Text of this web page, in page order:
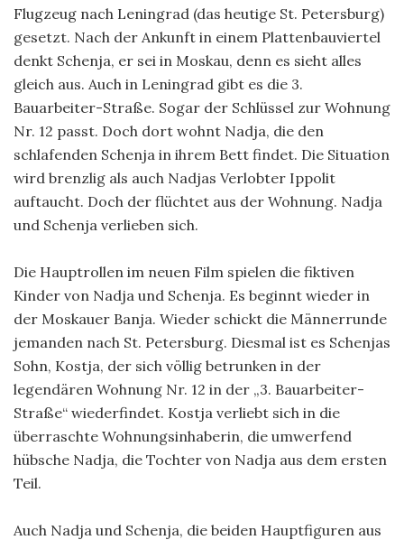
Flugzeug nach Leningrad (das heutige St. Petersburg)
gesetzt. Nach der Ankunft in einem Plattenbauviertel
denkt Schenja, er sei in Moskau, denn es sieht alles
gleich aus. Auch in Leningrad gibt es die 3.
Bauarbeiter-Straße. Sogar der Schlüssel zur Wohnung
Nr. 12 passt. Doch dort wohnt Nadja, die den
schlafenden Schenja in ihrem Bett findet. Die Situation
wird brenzlig als auch Nadjas Verlobter Ippolit
auftaucht. Doch der flüchtet aus der Wohnung. Nadja
und Schenja verlieben sich.
Die Hauptrollen im neuen Film spielen die fiktiven
Kinder von Nadja und Schenja. Es beginnt wieder in
der Moskauer Banja. Wieder schickt die Männerrunde
jemanden nach St. Petersburg. Diesmal ist es Schenjas
Sohn, Kostja, der sich völlig betrunken in der
legendären Wohnung Nr. 12 in der „3. Bauarbeiter-
Straße“ wiederfindet. Kostja verliebt sich in die
überraschte Wohnungsinhaberin, die umwerfend
hübsche Nadja, die Tochter von Nadja aus dem ersten
Teil.
Auch Nadja und Schenja, die beiden Hauptfiguren aus